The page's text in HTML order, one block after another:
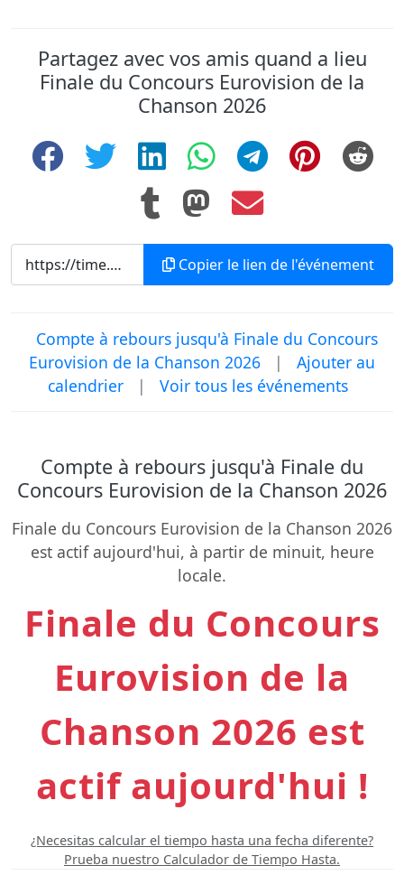
Partagez avec vos amis quand a lieu
Finale du Concours Eurovision de la
Chanson 2026
Copier le lien de l'événement
Compte à rebours jusqu'à Finale du Concours
Eurovision de la Chanson 2026
|
Ajouter au
calendrier
| Voir tous les événements
Compte à rebours jusqu'à Finale du
Concours Eurovision de la Chanson 2026
Finale du Concours Eurovision de la Chanson 2026
est actif aujourd'hui, à partir de minuit, heure
locale.
Finale du Concours
Eurovision de la
Chanson 2026 est
actif aujourd'hui !
¿Necesitas calcular el tiempo hasta una fecha diferente?
Prueba nuestro Calculador de Tiempo Hasta.